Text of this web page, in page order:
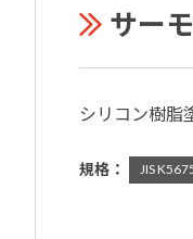
サー
シリコン樹脂
規格： JIS